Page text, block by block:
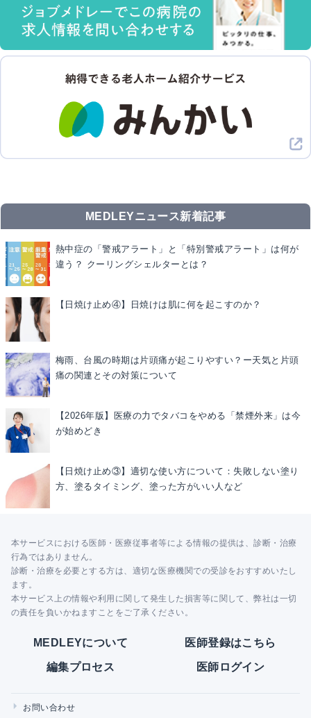
MEDLEYニュース新着記事
熱中症の「警戒アラート」と「特別警戒アラート」は何が
違う？ クーリングシェルターとは？
【日焼け止め④】日焼けは肌に何を起こすのか？
梅雨、台風の時期は片頭痛が起こりやすい？ー天気と片頭
痛の関連とその対策について
【2026年版】医療の力でタバコをやめる「禁煙外来」は今
が始めどき
【日焼け止め③】適切な使い方について：失敗しない塗り
方、塗るタイミング、塗った方がいい人など
本サービスにおける医師・医療従事者等による情報の提供は、診断・治療
行為ではありません。
診断・治療を必要とする方は、適切な医療機関での受診をおすすめいたし
ます。
本サービス上の情報や利用に関して発生した損害等に関して、弊社は一切
の責任を負いかねますことをご了承ください。
MEDLEYについて 医師登録はこちら
編集プロセス 医師ログイン
お問い合わせ